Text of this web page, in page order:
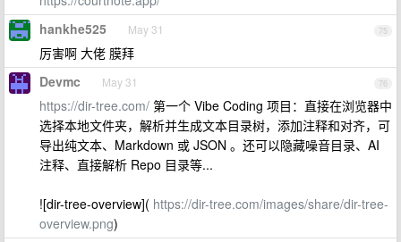
75
hankhe525 May 31
厉害啊 大佬 膜拜
76
Devmc May 31
https://dir-tree.com/ 第一个 Vibe Coding 项目：直接在浏览器中
选择本地文件夹，解析并生成文本目录树，添加注释和对齐，可
导出纯文本、Markdown 或 JSON 。还可以隐藏噪音目录、AI
注释、直接解析 Repo 目录等...
![dir-tree-overview]( https://dir-tree.com/images/share/dir-tree-
overview.png)